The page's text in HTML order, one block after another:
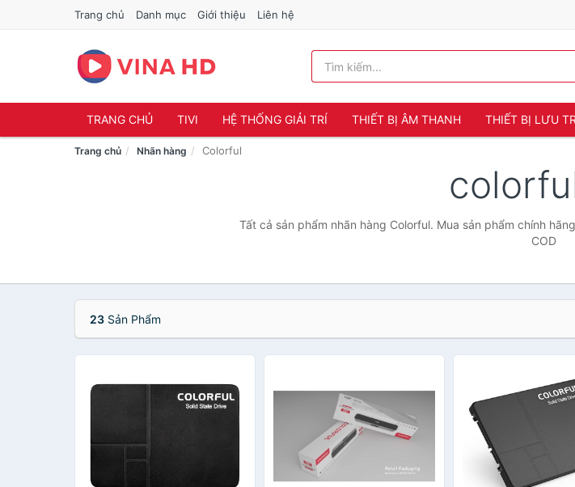
Trang chủ Danh mục Giới thiệu Liên hệ
TRANG CHỦ TIVI HỆ THỐNG GIẢI TRÍ THIẾT BỊ ÂM THANH THIẾT BỊ LƯU
Trang chủ Nhãn hàng Colorful
Tất cả sản phẩm nhãn hàng Colorful. Mua sản phẩm chính
COD
23 Sản Phẩm